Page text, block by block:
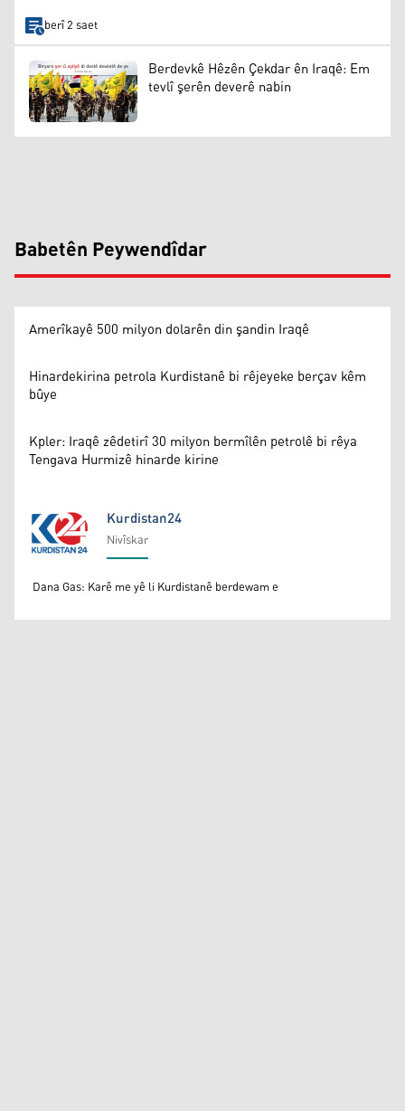
berî 2 saet
Berdevkê Hêzên Çekdar ên Iraqê: Em
tevlî şerên deverê nabin
Babetên Peywendîdar
Amerîkayê 500 milyon dolarên din şandin Iraqê
Hinardekirina petrola Kurdistanê bi rêjeyeke berçav kêm
bûye
Kpler: Iraqê zêdetirî 30 milyon bermîlên petrolê bi rêya
Tengava Hurmizê hinarde kirine
Kurdistan24
Kurdistan24
Nivîskar
Dana Gas: Karê me yê li Kurdistanê berdewam e